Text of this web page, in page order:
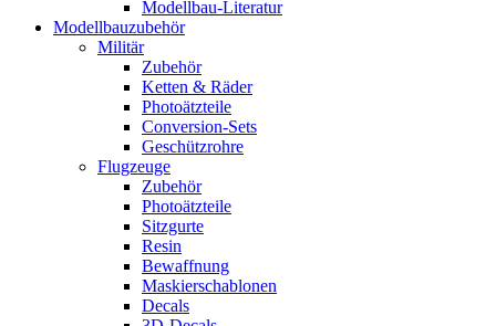
Modellbau-Literatur
Modellbauzubehör
Militär
Zubehör
Ketten & Räder
Photoätzteile
Conversion-Sets
Geschützrohre
Flugzeuge
Zubehör
Photoätzteile
Sitzgurte
Resin
Bewaffnung
Maskierschablonen
Decals